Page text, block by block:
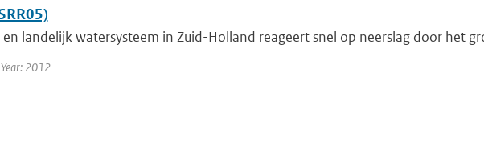
landelijk watersysteem in Zuid-Holland reageert snel op neerslag door het
2012